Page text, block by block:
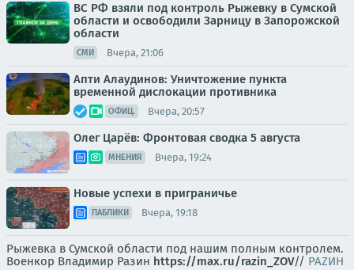
ВС РФ взяли под контроль Рыжевку в Сумской
области и освободили Зарницу в Запорожской
области
СМИ Вчера, 21:06
Апти Алаудинов: Уничтожение пункта
временной дислокации противника
ОФИЦ. Вчера, 20:57
Олег Царёв: Фронтовая сводка 5 августа
МНЕНИЯ Вчера, 19:24
Новые успехи в приграничье
ПАБЛИКИ Вчера, 19:18
Рыжевка в Сумской области под нашим полным контролем.
Военкор Владимир Разин https://max.ru/razin_ZOV// РАZИН